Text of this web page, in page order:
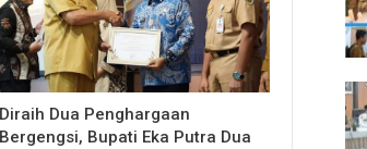
Diraih Dua Penghargaan
Bergengsi, Bupati Eka Putra Dua